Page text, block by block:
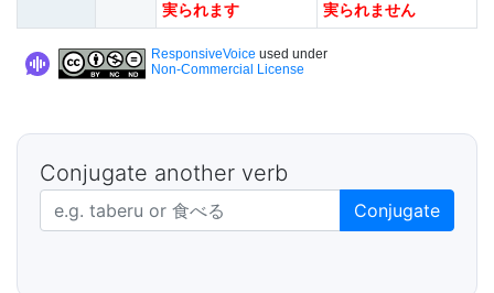
実られます
実られません
ResponsiveVoice used under
Non-Commercial License
Conjugate another verb
Japanese verb in dictionary form Conjugate